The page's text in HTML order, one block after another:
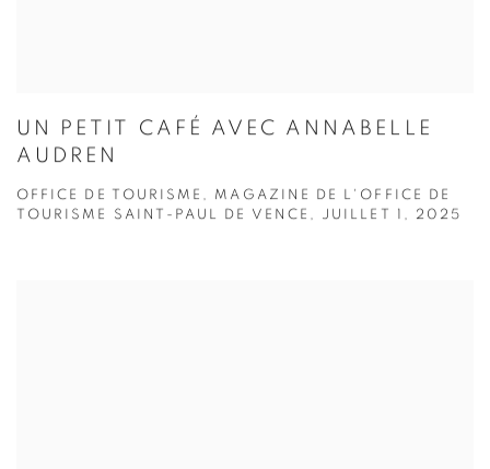
UN PETIT CAFÉ AVEC ANNABELLE
AUDREN
OFFICE DE TOURISME, MAGAZINE DE L'OFFICE DE
TOURISME SAINT-PAUL DE VENCE, JUILLET 1, 2025